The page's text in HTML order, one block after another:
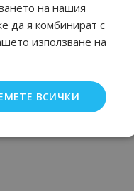
на нашия
да я комбинират с
използване на
ВСИЧКИ